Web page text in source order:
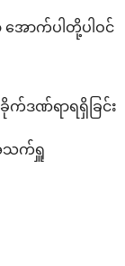
အောက်ပါတို့ပါဝင်
ဒဏ်ရာရရှိခြင်း
အသက်ရှူ